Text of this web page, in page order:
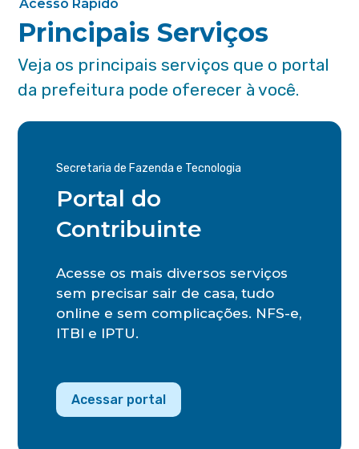
Acesso Rápido
Principais Serviços
Veja os principais serviços que o portal
da prefeitura pode oferecer à você.
Secretaria de Fazenda e Tecnologia
Portal do
Contribuinte
Acesse os mais diversos serviços
sem precisar sair de casa, tudo
online e sem complicações. NFS-e,
ITBI e IPTU.
Acessar portal